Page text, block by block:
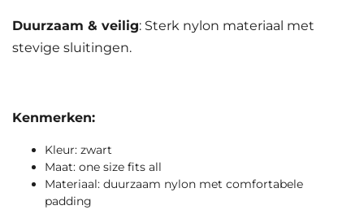
Duurzaam & veilig: Sterk nylon materiaal met
stevige sluitingen.
Kenmerken:
Kleur: zwart
Maat: one size fits all
Materiaal: duurzaam nylon met comfortabele
padding